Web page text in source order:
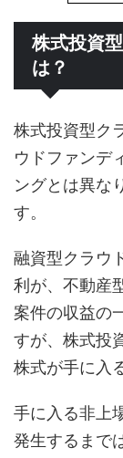
株式投資
は？
株式投資型ク
ウドファンデ
ングとは異な
す。
融資型クラウ
利が、不動産
案件の収益の
すが、株式投
株式が手に入
手に入る非上
発生するまで